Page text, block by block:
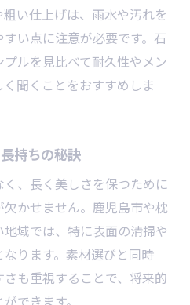
い仕上げは、雨水や汚れを
い点に注意が必要です。石
ルを見比べて耐久性やメン
聞くことをおすすめしま
持ちの秘訣
、長く美しさを保つために
かせません。鹿児島市や枕
域では、特に表面の清掃や
ります。素材選びと同時
も重視することで、将来的
できます。